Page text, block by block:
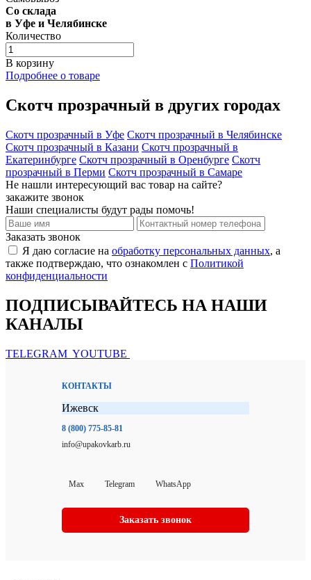
Со склада
в Уфе и Челябинске
Количество
В корзину
Подробнее о товаре
Скотч прозрачный в других городах
Скотч прозрачный в Уфе Скотч прозрачный в Челябинске
Скотч прозрачный в Казани Скотч прозрачный в
Екатеринбурге Скотч прозрачный в Оренбурге Скотч
прозрачный в Перми Скотч прозрачный в Самаре
Не нашли интересующий вас товар на сайте?
закажите звонок
Наши специалисты будут рады помочь!
Заказать звонок
Я даю согласие на обработку персональных данных, а
также подтверждаю, что ознакомлен с Политикой
конфиденциальности
ПОДПИСЫВАЙТЕСЬ НА НАШИ
КАНАЛЫ
TELEGRAM YOUTUBE
КОНТАКТЫ
Ижевск
8 (800) 775-85-81
info@upakovkarb.ru
Max Telegram WhatsApp
Заказать звонок